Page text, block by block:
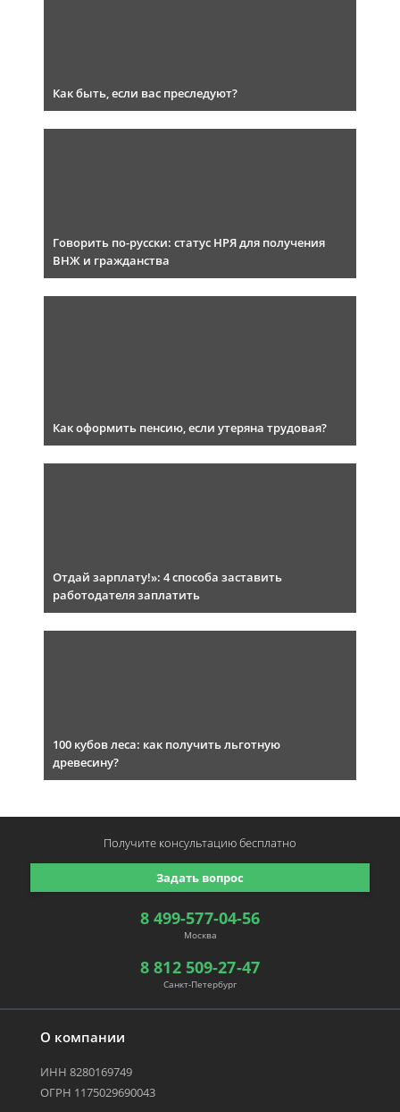
Как быть, если вас преследуют?
Говорить по-русски: статус НРЯ для получения
ВНЖ и гражданства
Как оформить пенсию, если утеряна трудовая?
Отдай зарплату!»: 4 способа заставить
работодателя заплатить
100 кубов леса: как получить льготную
древесину?
О компании
ИНН 8280169749
ОГРН 1175029690043
8 499-577-04-56
Москва
8 812 509-27-47
Санкт-Петербург
Задать вопрос
Получите консультациюбесплатно